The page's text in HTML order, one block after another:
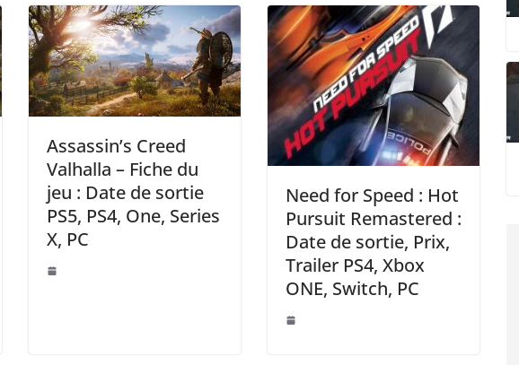
Assassin’s Creed
Valhalla – Fiche du
jeu : Date de sortie
PS5, PS4, One, Series
X, PC
Need for Speed : Hot
Pursuit Remastered :
Date de sortie, Prix,
Trailer PS4, Xbox
ONE, Switch, PC